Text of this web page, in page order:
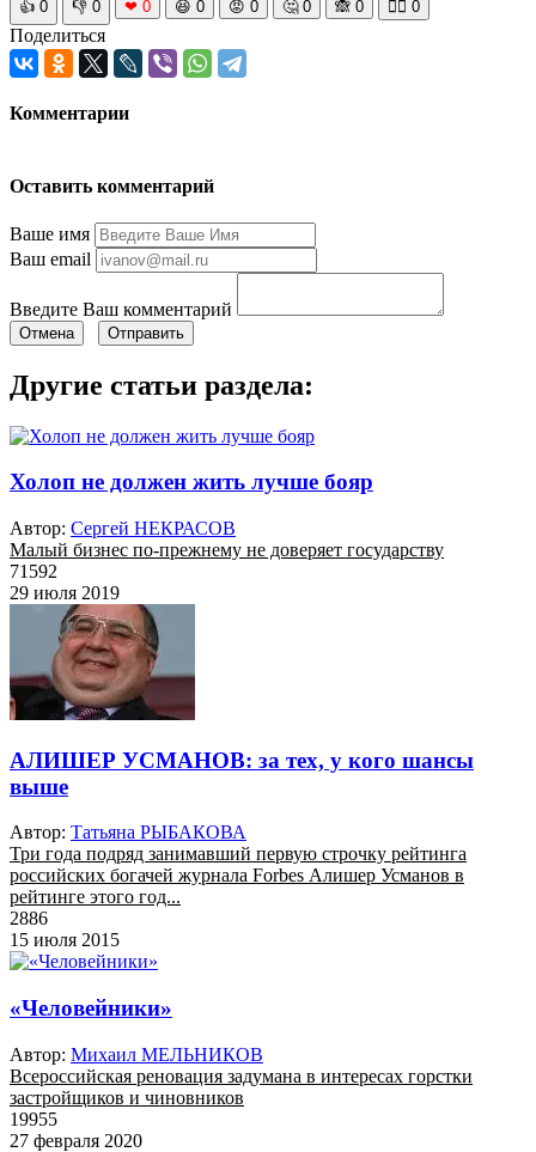
👍 0 👎 0 ❤ 0 😆 0 😡 0 🤔 0 🙈 0 🧘‍♀️ 0
Поделиться
Комментарии
Оставить комментарий
Ваше имя
Ваш email
Введите Ваш комментарий
Отмена Отправить
Другие статьи раздела:
Холоп не должен жить лучше бояр
Автор: Сергей НЕКРАСОВ
Малый бизнес по-прежнему не доверяет государству
71592
29 июля 2019
АЛИШЕР УСМАНОВ: за тех, у кого шансы
выше
Автор: Татьяна РЫБАКОВА
Три года подряд занимавший первую строчку рейтинга
российских богачей журнала Forbes Алишер Усманов в
рейтинге этого год...
2886
15 июля 2015
«Человейники»
Автор: Михаил МЕЛЬНИКОВ
Всероссийская реновация задумана в интересах горстки
застройщиков и чиновников
19955
27 февраля 2020